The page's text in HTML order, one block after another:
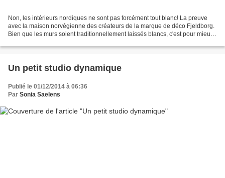
Non, les intérieurs nordiques ne sont pas forcément tout blanc! La preuve
avec la maison norvégienne des créateurs de la marque de déco Fjeldborg.
Bien que les murs soient traditionnellement laissés blancs, c'est pour mieux
Un petit studio dynamique
Publié le 01/12/2014 à 06:36
Par Sonia Saelens